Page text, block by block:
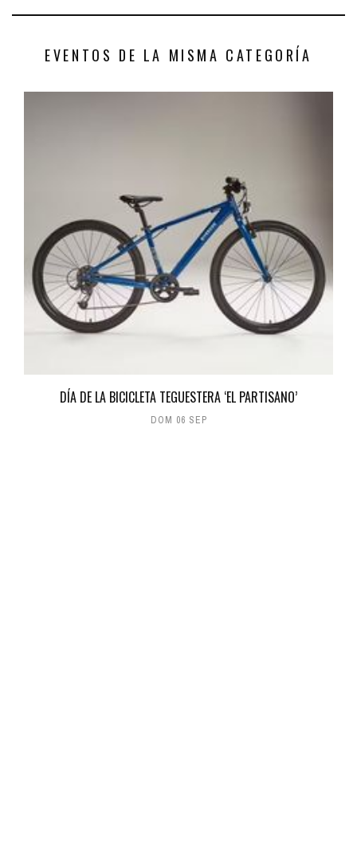
EVENTOS DE LA MISMA CATEGORÍA
DÍA DE LA BICICLETA TEGUESTERA ‘EL PARTISANO’
DOM 06 SEP